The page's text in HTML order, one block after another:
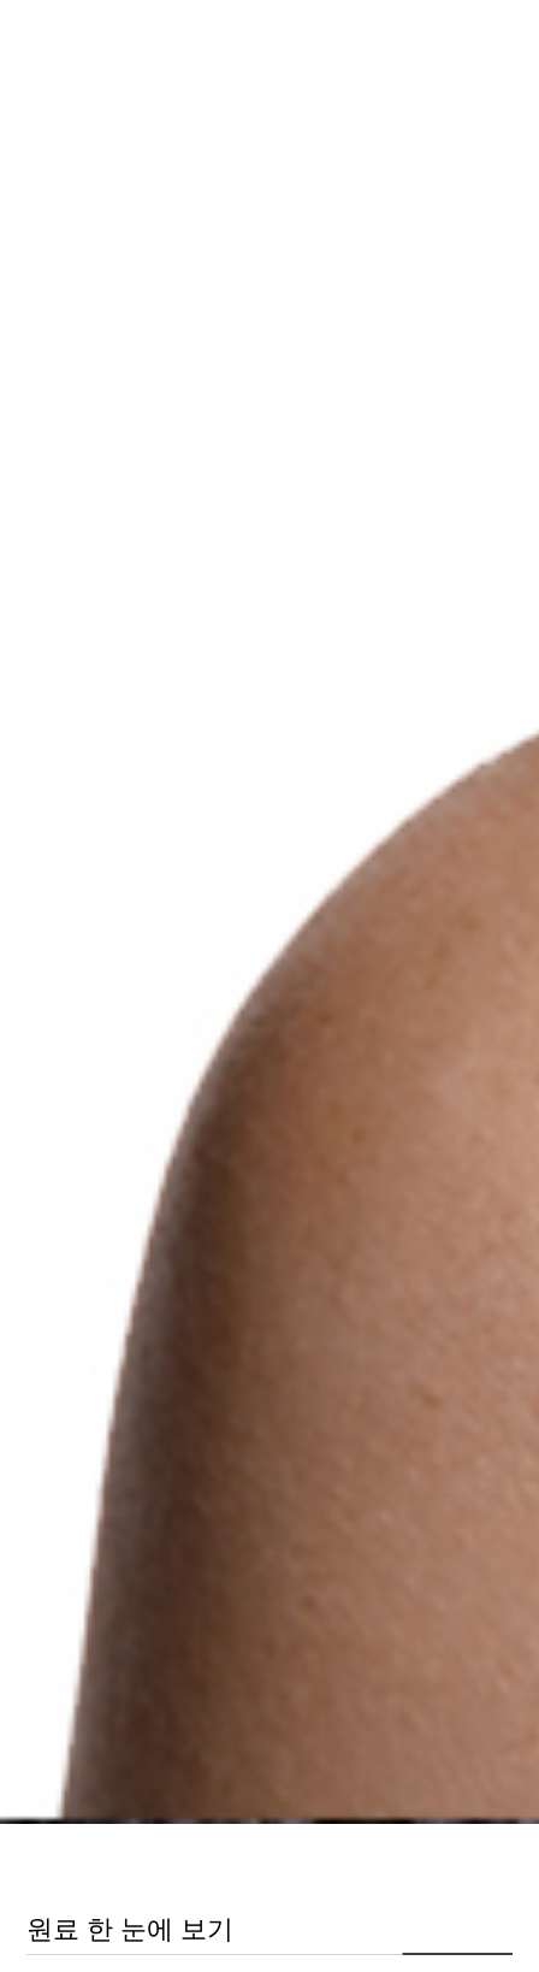
원료 한 눈에 보기